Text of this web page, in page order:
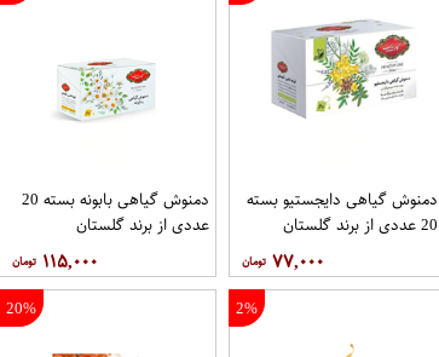
دمنوش گیاهی دایجستیو بسته
20 عددی از برند گلستان
۷۷,۰۰۰
دمنوش گیاهی بابونه بسته 20
عددی از برند گلستان
۱۱۵,۰۰۰
2%
20%